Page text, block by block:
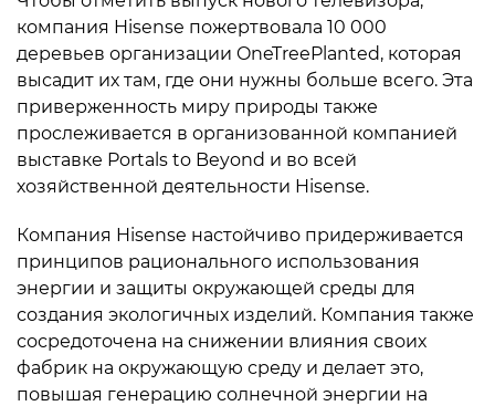
компания Hisense пожертвовала 10 000
деревьев организации OneTreePlanted, которая
высадит их там, где они нужны больше всего. Эта
приверженность миру природы также
прослеживается в организованной компанией
выставке Portals to Beyond и во всей
хозяйственной деятельности Hisense.
Компания Hisense настойчиво придерживается
принципов рационального использования
энергии и защиты окружающей среды для
создания экологичных изделий. Компания также
сосредоточена на снижении влияния своих
фабрик на окружающую среду и делает это,
повышая генерацию солнечной энергии на